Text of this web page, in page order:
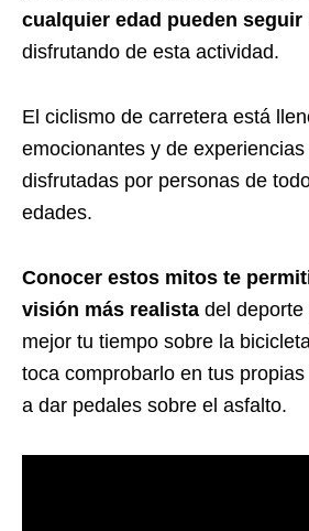
cualquier edad pueden seguir
disfrutando de esta actividad.
El ciclismo de carretera está
emocionantes y de
disfrutadas por personas de
edades.
Conocer estos mitos te
visión más realista del
mejor tu tiempo sobre la
toca comprobarlo en tus
a dar pedales sobre el asfalto.